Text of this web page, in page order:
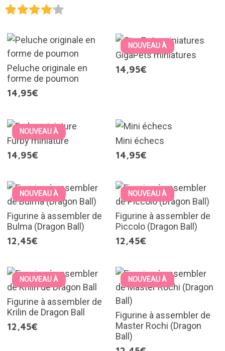
Peluche originale en
forme de poumon
14,95€
NOUVEAU À
GigaPets miniatures
14,95€
NOUVEAU À
Furby miniature
14,95€
Mini échecs
14,95€
NOUVEAU À
Figurine à assembler de
Bulma (Dragon Ball)
12,45€
NOUVEAU À
Figurine à assembler de
Piccolo (Dragon Ball)
12,45€
NOUVEAU À
Figurine à assembler de
Krilin de Dragon Ball
12,45€
NOUVEAU À
Figurine à assembler de
Master Rochi (Dragon
Ball)